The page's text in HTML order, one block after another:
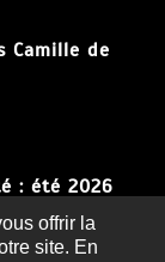
Camille de
: été 2026
offrir la
site. En